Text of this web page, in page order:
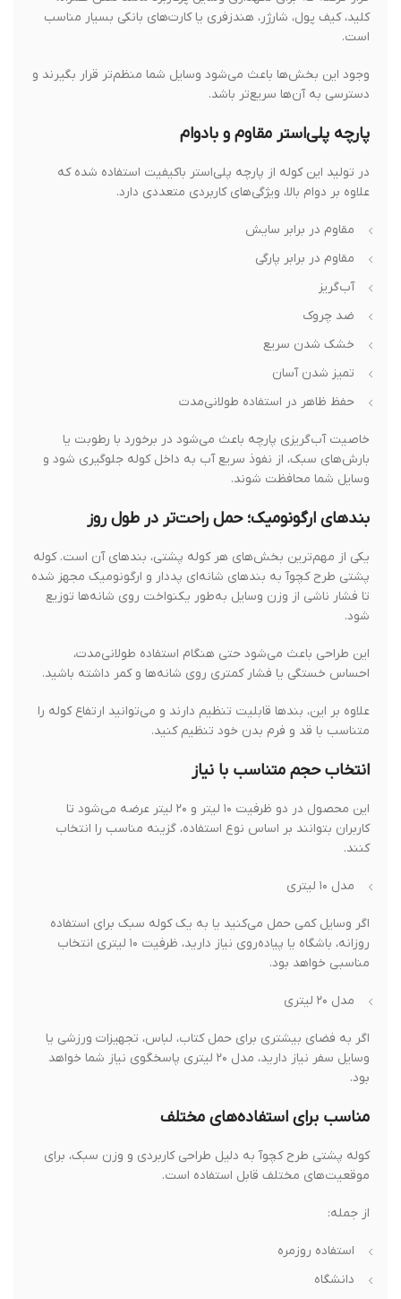
کلید، کیف پول، شارژر، هندزفری یا کارت‌های بانکی بسیار مناسب
است.
وجود این بخش‌ها باعث می‌شود وسایل شما منظم‌تر قرار بگیرند و
دسترسی به آن‌ها سریع‌تر باشد.
پارچه پلی‌استر مقاوم و بادوام
در تولید این کوله از پارچه پلی‌استر باکیفیت استفاده شده که
علاوه بر دوام بالا، ویژگی‌های کاربردی متعددی دارد.
مقاوم در برابر سایش
مقاوم در برابر پارگی
آب‌گریز
ضد چروک
خشک شدن سریع
تمیز شدن آسان
حفظ ظاهر در استفاده طولانی‌مدت
خاصیت آب‌گریزی پارچه باعث می‌شود در برخورد با رطوبت یا
بارش‌های سبک، از نفوذ سریع آب به داخل کوله جلوگیری شود و
وسایل شما محافظت شوند.
بندهای ارگونومیک؛ حمل راحت‌تر در طول روز
یکی از مهم‌ترین بخش‌های هر کوله پشتی، بندهای آن است. کوله
پشتی طرح کچوآ به بندهای شانه‌ای پددار و ارگونومیک مجهز شده
تا فشار ناشی از وزن وسایل به‌طور یکنواخت روی شانه‌ها توزیع
این طراحی باعث می‌شود حتی هنگام استفاده طولانی‌مدت،
احساس خستگی یا فشار کمتری روی شانه‌ها و کمر داشته باشید.
علاوه بر این، بندها قابلیت تنظیم دارند و می‌توانید ارتفاع کوله را
متناسب با قد و فرم بدن خود تنظیم کنید.
انتخاب حجم متناسب با نیاز
این محصول در دو ظرفیت ۱۰ لیتر و ۲۰ لیتر عرضه می‌شود تا
کاربران بتوانند بر اساس نوع استفاده، گزینه مناسب را انتخاب
کنند.
مدل ۱۰ لیتری
اگر وسایل کمی حمل می‌کنید یا به یک کوله سبک برای استفاده
روزانه، باشگاه یا پیاده‌روی نیاز دارید، ظرفیت ۱۰ لیتری انتخاب
مناسبی خواهد بود.
مدل ۲۰ لیتری
اگر به فضای بیشتری برای حمل کتاب، لباس، تجهیزات ورزشی یا
وسایل سفر نیاز دارید، مدل ۲۰ لیتری پاسخگوی نیاز شما خواهد
مناسب برای استفاده‌های مختلف
کوله پشتی طرح کچوآ به دلیل طراحی کاربردی و وزن سبک، برای
موقعیت‌های مختلف قابل استفاده است.
از جمله:
استفاده روزمره
دانشگاه